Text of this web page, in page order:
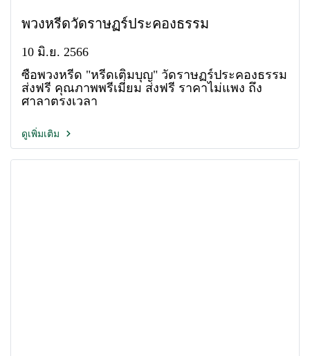
พวงหรีดวัดราษฏร์ประคองธรรม
10 มิ.ย. 2566
ซื้อพวงหรีด "หรีดเติมบุญ" วัดราษฏร์ประคองธรรม
ส่งฟรี คุณภาพพรีเมี่ยม ส่งฟรี ราคาไม่แพง ถึง
ศาลาตรงเวลา
ดูเพิ่มเติม